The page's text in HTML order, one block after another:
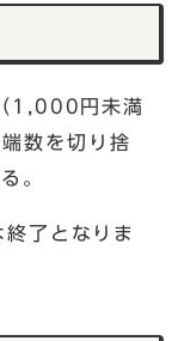
1,000円未満
数を切り捨
。
了となりま